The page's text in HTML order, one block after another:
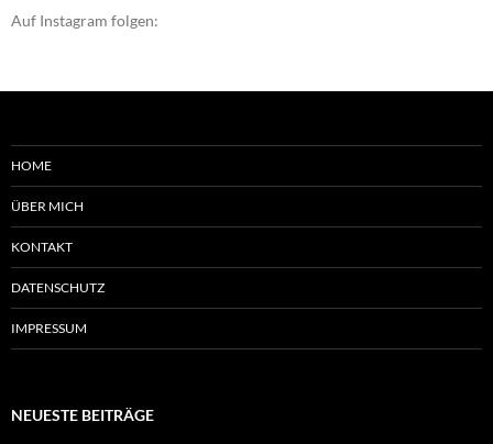
Auf Instagram folgen:
HOME
ÜBER MICH
KONTAKT
DATENSCHUTZ
IMPRESSUM
NEUESTE BEITRÄGE